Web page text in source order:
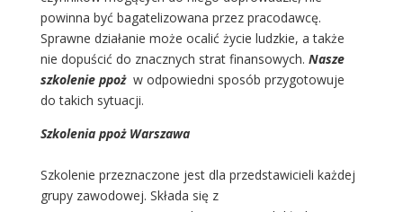
powinna być bagatelizowana przez pracodawcę.
Sprawne działanie może ocalić życie ludzkie, a także
nie dopuścić do znacznych strat finansowych. Nasze
szkolenie ppożw odpowiedni sposób przygotowuje
do takich sytuacji.
Szkolenia ppoż Warszawa
Szkolenie przeznaczone jest dla przedstawicieli każdej
grupy zawodowej. Składa się z